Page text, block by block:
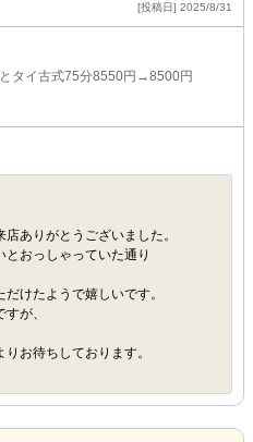
[投稿日] 2025/8/31
タイ古式75分8550円→8500円
ありがとうございました。
おっしゃっていた通り
けたようで嬉しいです。
が、
お待ちしております。